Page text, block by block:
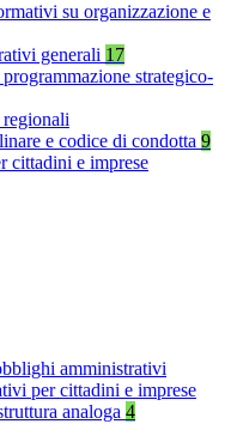
su organizzazione e
generali 17
strategico-
e codice di condotta 9
cittadini e imprese
amministrativi
per cittadini e imprese
analoga 4